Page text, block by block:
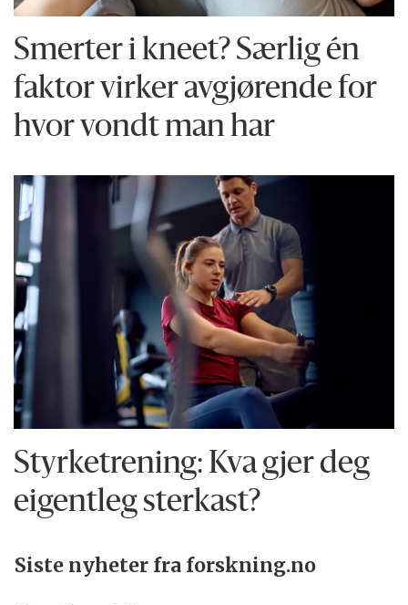
Smerter i kneet? Særlig én
faktor virker avgjørende for
hvor vondt man har
Styrketrening: Kva gjer deg
eigentleg sterkast?
Siste nyheter fra forskning.no